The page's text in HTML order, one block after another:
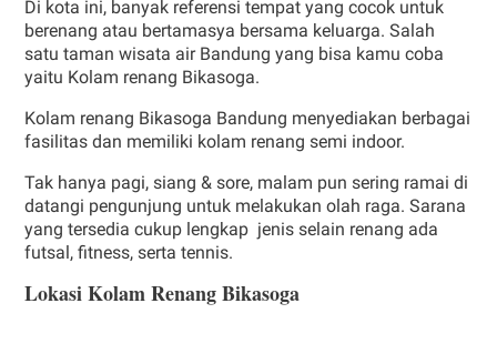
Di kota ini, banyak referensi tempat yang cocok untuk
berenang atau bertamasya bersama keluarga. Salah
satu taman wisata air Bandung yang bisa kamu coba
yaitu Kolam renang Bikasoga.
Kolam renang Bikasoga Bandung menyediakan berbagai
fasilitas dan memiliki kolam renang semi indoor.
Tak hanya pagi, siang & sore, malam pun sering ramai di
datangi pengunjung untuk melakukan olah raga. Sarana
yang tersedia cukup lengkap jenis selain renang ada
futsal, fitness, serta tennis.
Lokasi Kolam Renang Bikasoga